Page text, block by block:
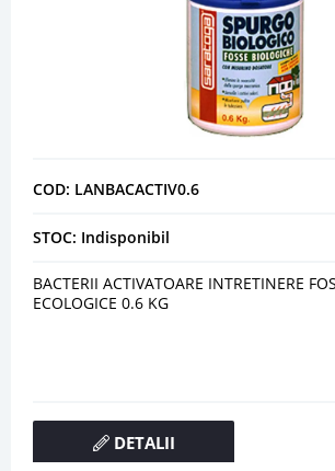
COD: LANBACACTIV0.6
STOC: Indisponibil
BACTERII ACTIVATOARE INTRETINERE
ECOLOGICE 0.6 KG
DETALII